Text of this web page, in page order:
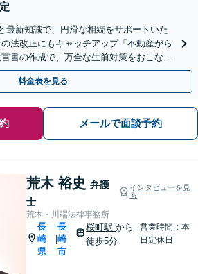
最新知識で、円滑な相続をサポートいた
法改正にもキャッチアップ「不動産がら
書の作成で、万全な生前対策をおこない
】
料金表を見る
メールで面談予約
荒木 裕史 弁護
士
インタビューを見
る
荒木・川端法律事務所
長
崎
県
長
崎
市
桜町駅から
徒歩5分
営業時間：本
日定休日